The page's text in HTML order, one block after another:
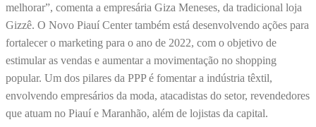
melhorar”, comenta a empresária Giza Meneses, da tradicional loja
Gizzê. O Novo Piauí Center também está desenvolvendo ações para
fortalecer o marketing para o ano de 2022, com o objetivo de
estimular as vendas e aumentar a movimentação no shopping
popular. Um dos pilares da PPP é fomentar a indústria têxtil,
envolvendo empresários da moda, atacadistas do setor, revendedores
que atuam no Piauí e Maranhão, além de lojistas da capital.